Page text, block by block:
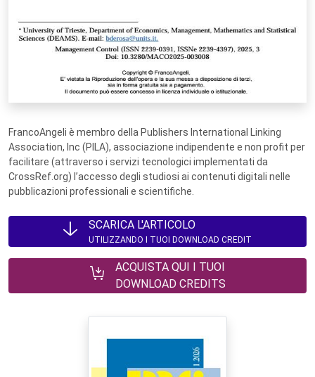
FrancoAngeli è membro della Publishers International Linking
Association, Inc (PILA), associazione indipendente e non profit per
facilitare (attraverso i servizi tecnologici implementati da
CrossRef.org) l’accesso degli studiosi ai contenuti digitali nelle
pubblicazioni professionali e scientifiche.
SCARICA L'ARTICOLO
UTILIZZANDO I TUOI DOWNLOAD CREDIT
ACQUISTA QUI I TUOI
DOWNLOAD CREDITS